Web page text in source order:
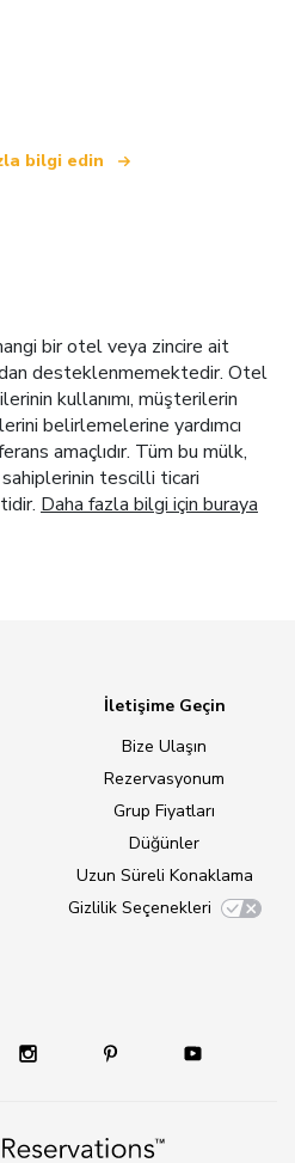
bilgi edin
bir otel veya zincire ait
desteklenmemektedir. Otel
kullanımı, müşterilerin
belirlemelerine yardımcı
amaçlıdır. Tüm bu mülk,
tescilli ticari
Daha fazla bilgi için buraya
İletişime Geçin
Bize Ulaşın
Rezervasyonum
Grup Fiyatları
Düğünler
Uzun Süreli Konaklama
Gizlilik Seçenekleri